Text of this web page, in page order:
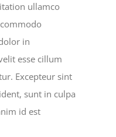
ullamco
in
esse cillum
Excepteur sint
sunt in culpa
id est